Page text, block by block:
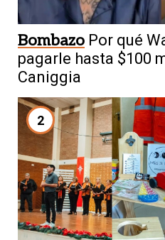
Bombazo Por qué
pagarle hasta $100
Caniggia
2